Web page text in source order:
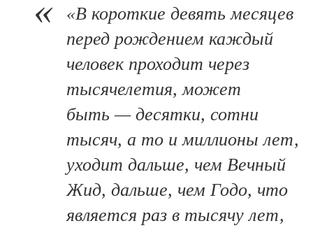
«В короткие девять месяцев
перед рождением каждый
человек проходит через
тысячелетия, может
быть — десятки, сотни
тысяч, а то и миллионы лет,
уходит дальше, чем Вечный
Жид, дальше, чем Годо, что
является раз в тысячу лет,